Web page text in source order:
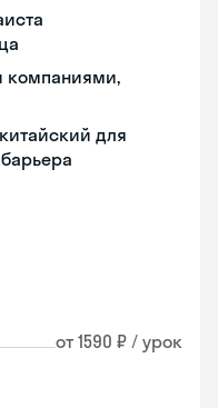
компаниями,
для
от 1590 ₽ / урок